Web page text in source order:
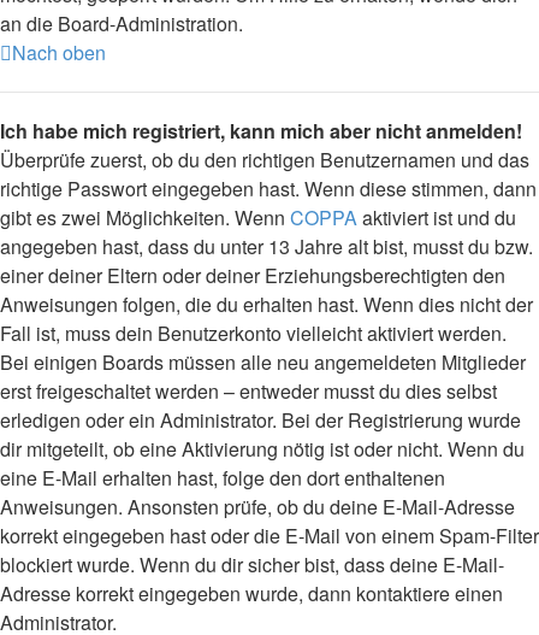
an die Board-Administration.
Nach oben
Ich habe mich registriert, kann mich aber nicht anmelden!
Überprüfe zuerst, ob du den richtigen Benutzernamen und das
richtige Passwort eingegeben hast. Wenn diese stimmen, dann
gibt es zwei Möglichkeiten. Wenn COPPAaktiviert ist und du
angegeben hast, dass du unter 13 Jahre alt bist, musst du bzw.
einer deiner Eltern oder deiner Erziehungsberechtigten den
Anweisungen folgen, die du erhalten hast. Wenn dies nicht der
Fall ist, muss dein Benutzerkonto vielleicht aktiviert werden.
Bei einigen Boards müssen alle neu angemeldeten Mitglieder
erst freigeschaltet werden – entweder musst du dies selbst
erledigen oder ein Administrator. Bei der Registrierung wurde
dir mitgeteilt, ob eine Aktivierung nötig ist oder nicht. Wenn du
eine E-Mail erhalten hast, folge den dort enthaltenen
Anweisungen. Ansonsten prüfe, ob du deine E-Mail-Adresse
korrekt eingegeben hast oder die E-Mail von einem Spam-Filter
blockiert wurde. Wenn du dir sicher bist, dass deine E-Mail-
Adresse korrekt eingegeben wurde, dann kontaktiere einen
Administrator.